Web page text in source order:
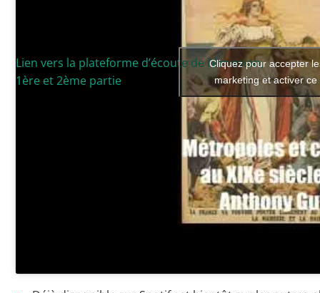
Lien vers la plateforme d’écoute de l’émission,
1ère et 2ème partie
Cliquez pour accepter
marketing et activer